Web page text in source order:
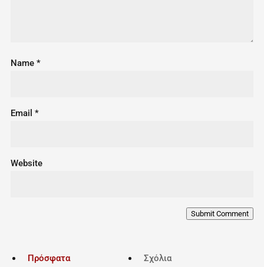
Name *
Email *
Website
Submit Comment
Πρόσφατα Σχόλια